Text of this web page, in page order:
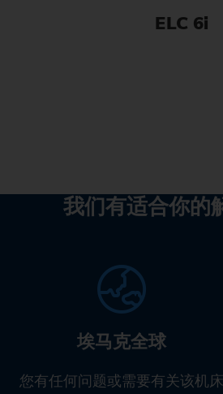
ELC 6i
我们有适合你的
埃马克全球
您有任何问题或需要有关该机床